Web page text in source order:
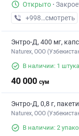
Открыто ·
+998 (93) XXX-
смотреть
Энтро-Д, 400 мг,
Naturex, OOO
В наличии: 1 штука
40 000 сум
Энтро-Д, 0,8 г,
Naturex, OOO
В наличии: 2